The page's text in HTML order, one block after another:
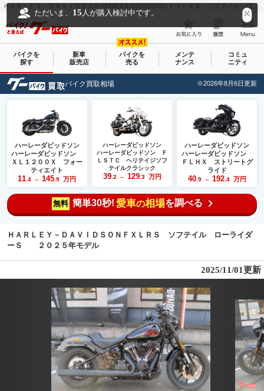
ＨＡＲＬＥＹ－ＤＡＶＩＤＳＯＮ(HARLEY-DAVIDSON) ＦＸＬＲＳ ソフテイル ローライダーＳ ２０２５年モデル｜パワーズサトウ｜新車・中古バイクなら【グーバイク(GooBike)】
ただいま、 15 人が購入検討中です。
バイクを
探す
新車
販売店
バイクを
売る
メンテ
ナンス
コミュ
ニティ
バイク買取相場 ※2026年8月6日更新
ハーレーダビッドソン
ハーレーダビッドソン
ＸＬ１２００Ｘ フォー
ティエイト
11 .4 ～ 145 .9 万円
ハーレーダビッドソン
ハーレーダビッドソン Ｆ
ＬＳＴＣ ヘリテイジソフ
テイルクラシック
39.2 ～ 129.3 万円
ハーレーダビッドソン
ハーレーダビッドソン
ＦＬＨＸ ストリートグ
ライド
40.9 ～ 192.4 万円
無料 簡単30秒! 愛車の相場を調べる
ＨＡＲＬＥＹ－ＤＡＶＩＤＳＯＮＦＸＬＲＳ ソフテイル ローライダ
ーＳ ２０２５年モデル
2025/11/01更新